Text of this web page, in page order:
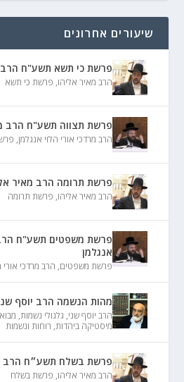
שיעורים אחרונים
פרשת כי תשא תשע"ח הרב
הרב מאיר אליהו, פרשת כי תשא
פרשת תצווה תשע"ח הרב
הרב מרדכי אורי הלוי אנגלמן,
פרשת תרומה הרב מאיר
הרב מאיר אליהו, פרשת תרומה
פרשת משפטים תשע"ח הרב
אנגלמן
פרשת משפטים, הרב מרדכי אורי
מהות הנשמה הרב יוסף
הרב יוסף שני, גלגולי נשמות,
מיסטיקה ביהדות, רוחות ונשמות
פרשת בשלח תשע״ח הרב
הרב מאיר אליהו, פרשת בשלח